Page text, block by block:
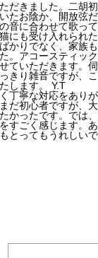
だきました。二胡
たお陰か、開放弦
音に合わせて歌
にも受け入れられ
かりでなく、家
。アコースティ
ていただきます。
きり雑音ですが、
します。 Y.T
丁寧な対応をあ
だ初心者ですが
かったです。では
すごく感じます。
とってもうれしい